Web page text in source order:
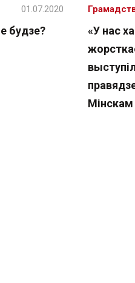
будзе?
01.07.2020
«У нас
Мінскам